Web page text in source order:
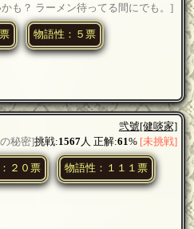
も？ ラーメン待ってる間にでも。]
物語性：５票
弐號[健啖家]
挑戦:1567人 正解:61% [未挑戦]
秘密]
２０票 物語性：１１１票